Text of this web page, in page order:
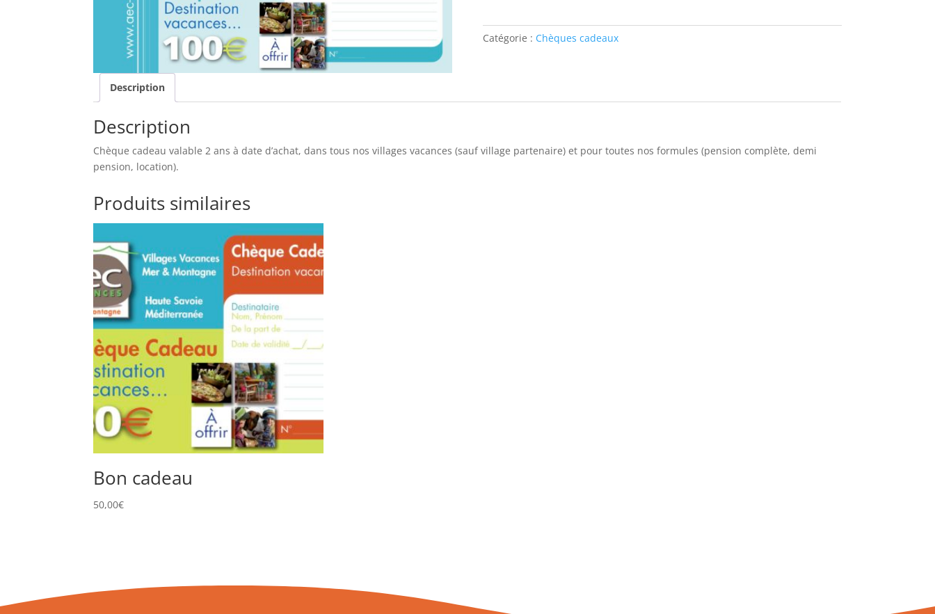
Catégorie : Chèques cadeaux
Description
Description
Chèque cadeau valable 2 ans à date d’achat, dans tous nos villages vacances (sauf village partenaire) et pour toutes nos formules (pension complète, demi
pension, location).
Produits similaires
Bon cadeau
50,00€